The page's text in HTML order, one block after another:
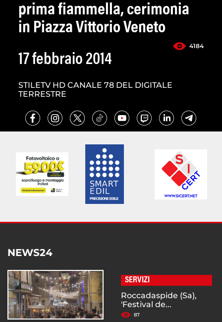
prima fiammella, cerimonia
in Piazza Vittorio Veneto
4184
17 febbraio 2014
STILETV HD CANALE 78 DEL DIGITALE
TERRESTRE
NEWS24
SERVIZI
Roccadaspide (Sa),
'Festival de...
87